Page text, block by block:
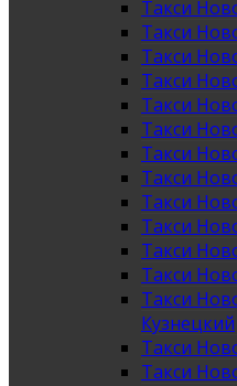
Такси
Такси
Такси
Такси
Такси
Такси
Такси
Такси
Такси
Такси
Такси
Такси
Такси
Кузнецкий
Такси
Такси